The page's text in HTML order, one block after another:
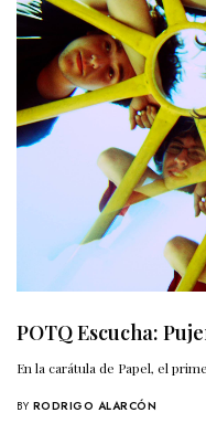
POTQ Escucha:
En la carátula de Papel, el
BY RODRIGO ALARCÓN